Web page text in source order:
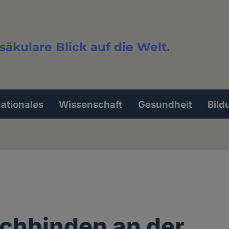
Blick auf die Welt.
Wissenschaft Gesundheit